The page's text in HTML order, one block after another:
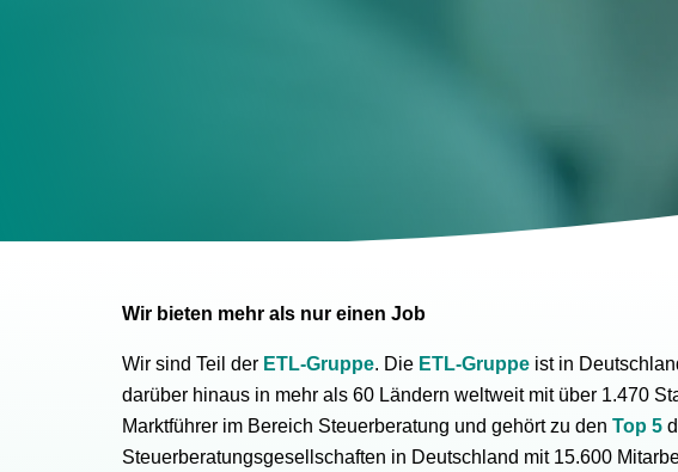
Wir bieten mehr als nur einen Job
Wir sind Teil der ETL-Gruppe. Die ETL-Gruppe ist in
darüber hinaus in mehr als 60 Ländern weltweit mit über 1.470
Marktführer im Bereich Steuerberatung und gehört zu den Top 5
Steuerberatungsgesellschaften in Deutschland mit 15.600